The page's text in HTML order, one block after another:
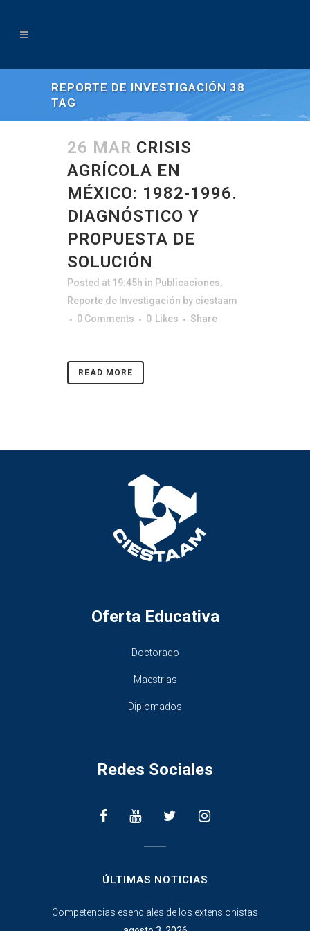
REPORTE DE INVESTIGACIÓN 38
TAG
26 MAR CRISIS
AGRÍCOLA EN
MÉXICO: 1982-1996.
DIAGNÓSTICO Y
PROPUESTA DE
SOLUCIÓN
Posted at 19:45h in Publicaciones,
Reporte de Investigación by ciestaam
0 Comments
0 Likes Share
READ MORE
Oferta Educativa
Doctorado
Maestrias
Diplomados
Redes Sociales
ÚLTIMAS NOTICIAS
Competencias esenciales de los extensionistas